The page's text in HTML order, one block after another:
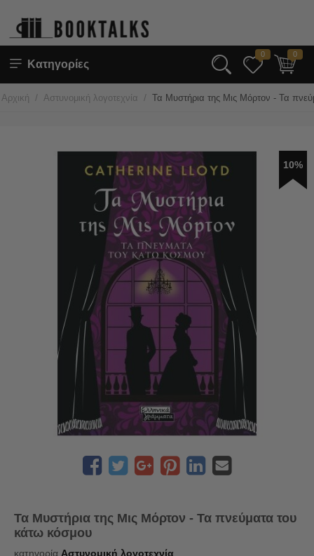
Κατηγορίες
0 0
Αρχική / Αστυνομική λογοτεχνία / Τα Μυστήρια της Μις Μόρτον - Τα
10%
Τα Μυστήρια της Μις Μόρτον - Τα πνεύματα του
κάτω κόσμου
κατηγορία Αστυνομική λογοτεχνία